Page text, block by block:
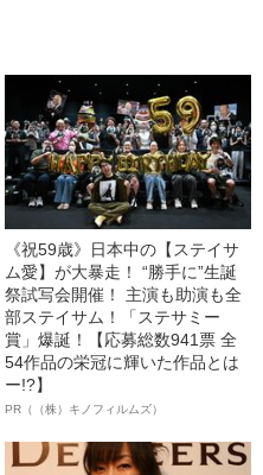
《祝59歳》日本中の【ステイサ
ム愛】が大暴走！ “勝手に”生誕
祭試写会開催！ 主演も助演も全
部ステイサム！「ステサミー
賞」爆誕！【応募総数941票 全
54作品の栄冠に輝いた作品とは
ー!?】
PR（（株）キノフィルムズ）